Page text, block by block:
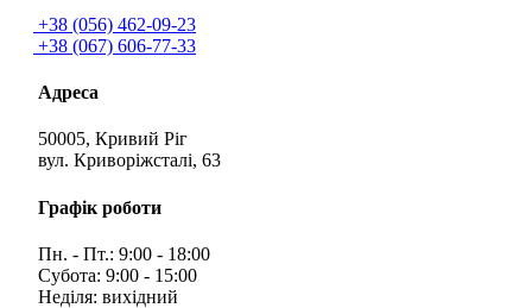
+38 (056) 462-09-23
+38 (067) 606-77-33
Адреса
50005, Кривий Ріг
вул. Криворіжсталі, 63
Графік роботи
Пн. - Пт.: 9:00 - 18:00
Субота: 9:00 - 15:00
Неділя: вихідний